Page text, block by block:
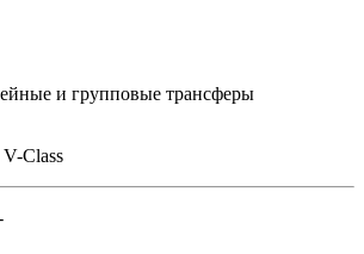
и групповые трансферы
Class